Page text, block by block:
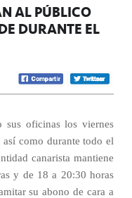
AL PÚBLICO
DURANTE EL
sus oficinas los viernes
como durante todo el
canarista mantiene
y de 18 a 20:30 horas
su abono de cara a